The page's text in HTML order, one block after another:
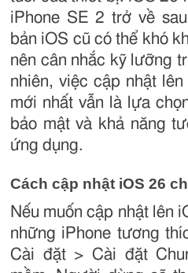
iPhone SE 2 trở về
bản iOS cũ có thể khó
nên cân nhắc kỹ lưỡng
nhiên, việc cập nhật
mới nhất vẫn là lựa
bảo mật và khả năng
ứng dụng.
Cách cập nhật iOS 26
Nếu muốn cập nhật lên
những iPhone tương
Cài đặt > Cài đặt